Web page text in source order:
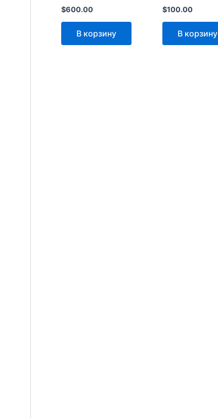
$600.00
В корзину
$100.00
В корзину